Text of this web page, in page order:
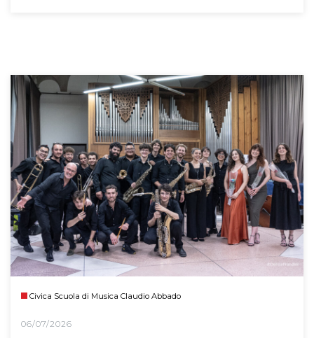
Civica Scuola di Musica Claudio Abbado
06/07/2026